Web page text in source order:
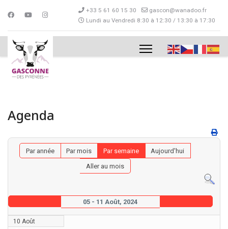
+33 5 61 60 15 30
gascon@wanadoo.fr
Lundi au Vendredi 8:30 à 12:30 / 13:30 à 17:30
Agenda
Par année Par mois Par semaine
Aujourd'hui
Aller au mois
05 - 11 Août, 2024
10 Août